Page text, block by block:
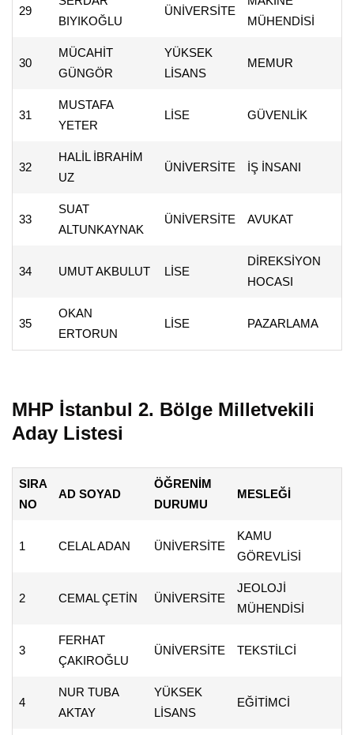
29
BIYIKOĞLU
ÜNİVERSİTE
MÜHENDİSİ
30
MÜCAHİT
GÜNGÖR
YÜKSEK
LİSANS
MEMUR
31
MUSTAFA
YETER
LİSE GÜVENLİK
32
HALİL İBRAHİM
UZ
ÜNİVERSİTE İŞ İNSANI
33
SUAT
ALTUNKAYNAK
ÜNİVERSİTE AVUKAT
34 UMUT AKBULUT LİSE
DİREKSİYON
HOCASI
35
OKAN
ERTORUN
LİSE PAZARLAMA
MHP İstanbul 2. Bölge Milletvekili
Aday Listesi
SIRA
NO
AD SOYAD
ÖĞRENİM
DURUMU
MESLEĞİ
1 CELAL ADAN ÜNİVERSİTE
KAMU
GÖREVLİSİ
2 CEMAL ÇETİN ÜNİVERSİTE
JEOLOJİ
MÜHENDİSİ
3
FERHAT
ÇAKIROĞLU
ÜNİVERSİTE TEKSTİLCİ
4
NUR TUBA
AKTAY
YÜKSEK
LİSANS
EĞİTİMCİ